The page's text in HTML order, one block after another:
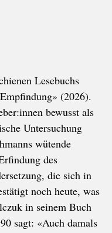
Lesebuchs
(2026).
bewusst als
Untersuchung
wütende
des
die sich in
noch heute, was
in seinem Buch
sagt: «Auch damals